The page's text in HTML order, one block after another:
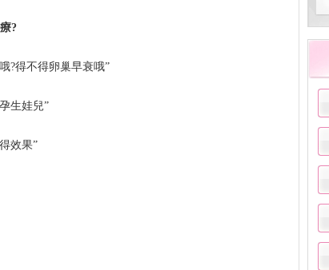
?
?得不得卵巢早衰哦”
生娃兒”
效果”